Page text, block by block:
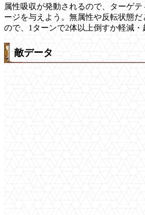
属性吸収が発動されるので、ターゲ
ージを与えよう。無属性や反転状態
ので、1ターンで2体以上倒すか軽減・
敵データ